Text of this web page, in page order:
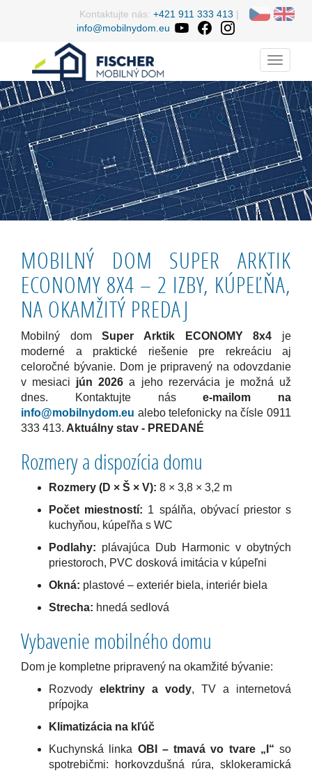
Kontaktujte nás: +421 911 333 413 |
info@mobilnydom.eu
Menu
MOBILNÝ DOM SUPER ARKTIK
ECONOMY 8X4 – 2 IZBY, KÚPEĽŇA,
NA OKAMŽITÝ PREDAJ
Mobilný domSuper Arktik ECONOMY 8x4 je
moderné a praktické riešenie pre rekreáciu aj
celoročné bývanie. Dom je pripravený na odovzdanie
v mesiaci jún 2026 a jeho rezervácia je možná už
dnes. Kontaktujte náse-mailom na
info@mobilnydom.eu alebo telefonicky na čísle 0911
333 413. Aktuálny stav - PREDANÉ
Rozmery a dispozícia domu
Rozmery (D × Š × V): 8 × 3,8 × 3,2 m
Počet miestností: 1 spálňa, obývací priestor s
kuchyňou, kúpeľňa s WC
Podlahy: plávajúca Dub Harmonic v obytných
priestoroch, PVC dosková imitácia v kúpeľni
Okná: plastové – exteriér biela, interiér biela
Strecha: hnedá sedlová
Vybavenie mobilného domu
Dom je kompletne pripravený na okamžité bývanie:
Rozvody elektriny a vody, TV a internetová
prípojka
Klimatizácia na kľúč
Kuchynská linka OBI – tmavá vo tvare „I“ so
spotrebičmi: horkovzdušná rúra, sklokeramická